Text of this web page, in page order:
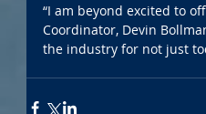
“I am beyond excited to
Coordinator, Devin
the industry for not just